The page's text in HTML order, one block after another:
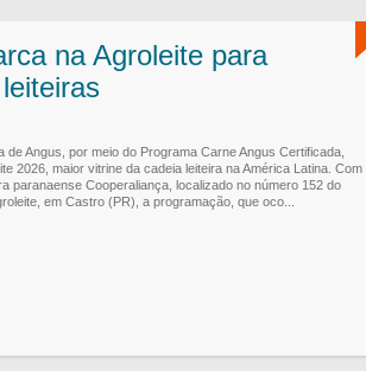
na Agroleite para
de Angus, por meio do Programa Carne Angus Certificada,
2026, maior vitrine da cadeia leiteira na América Latina. Com
paranaense Cooperaliança, localizado no número 152 do
em Castro (PR), a programação, que oco...